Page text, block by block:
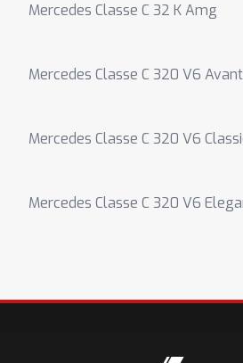
Mercedes Classe C 32 K Amg
Mercedes Classe C 320 V6
Mercedes Classe C 320 V6
Mercedes Classe C 320 V6